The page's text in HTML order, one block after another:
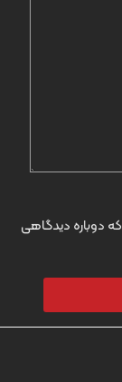
دوباره دیدگاهی